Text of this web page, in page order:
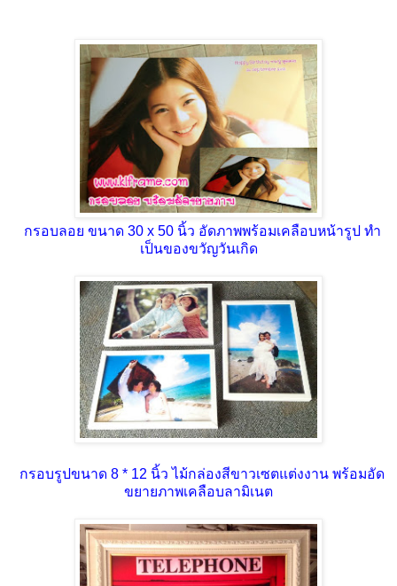
กรอบลอย ขนาด 30 x 50 นิ้ว อัดภาพพร้อมเคลือบหน้ารูป ทำ
เป็นของขวัญวันเกิด
กรอบรูปขนาด 8 * 12 นิ้ว ไม้กล่องสีขาวเซตแต่งงาน พร้อมอัด
ขยายภาพเคลือบลามิเนต